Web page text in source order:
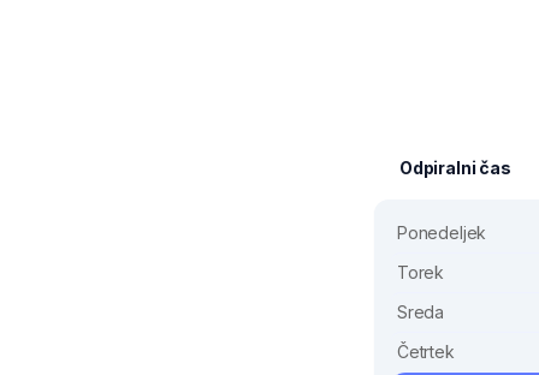
Odpiralni čas
Ponedeljek
Torek
Sreda
Četrtek